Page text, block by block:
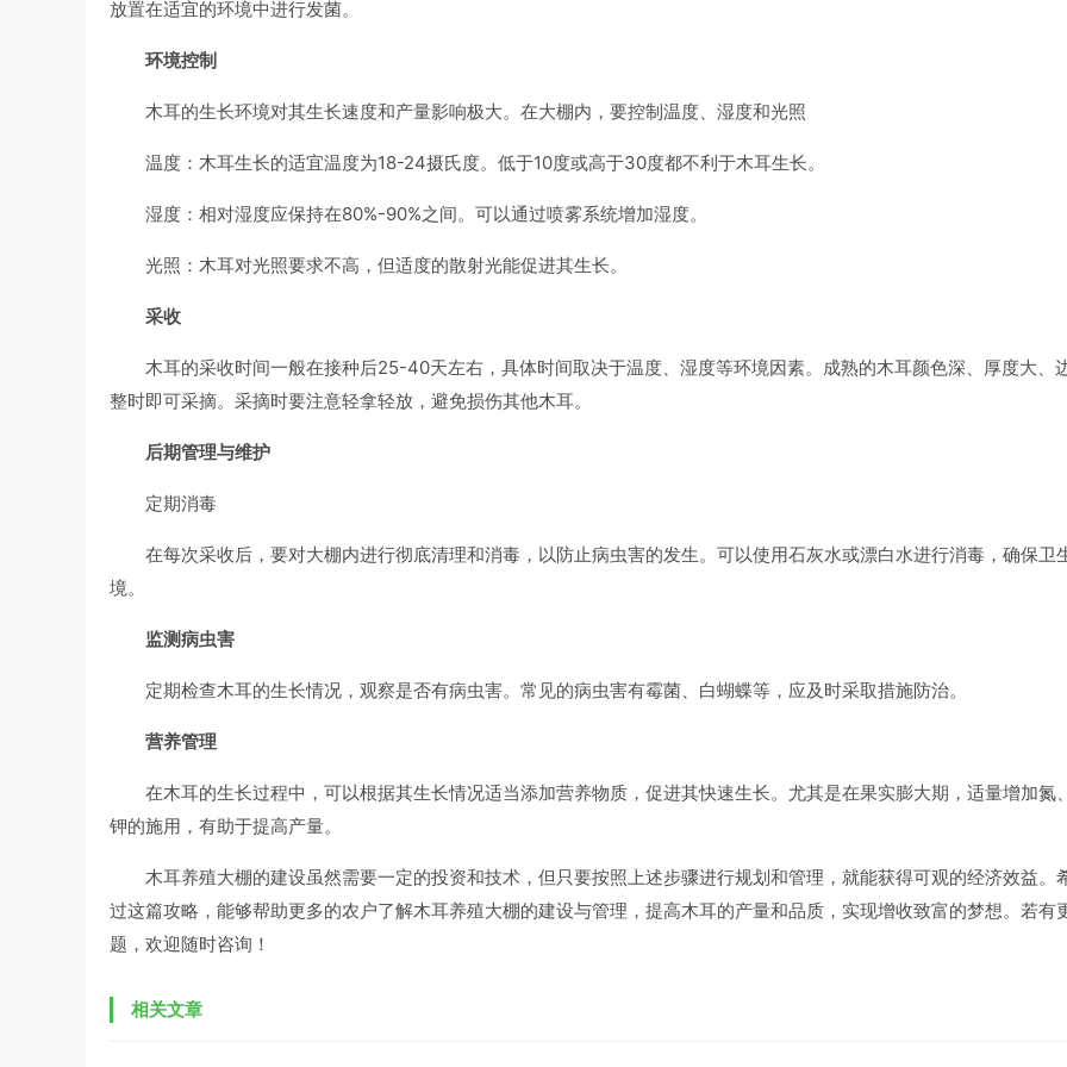
放置在适宜的环境中进行发菌。
环境控制
木耳的生长环境对其生长速度和产量影响极大。在大棚内，要控制温度、湿度和光照
温度：木耳生长的适宜温度为18-24摄氏度。低于10度或高于30度都不利于木耳生长。
湿度：相对湿度应保持在80%-90%之间。可以通过喷雾系统增加湿度。
光照：木耳对光照要求不高，但适度的散射光能促进其生长。
采收
木耳的采收时间一般在接种后25-40天左右，具体时间取决于温度、湿度等环境因素。成熟的木耳颜色深、厚度大、
整时即可采摘。采摘时要注意轻拿轻放，避免损伤其他木耳。
后期管理与维护
定期消毒
在每次采收后，要对大棚内进行彻底清理和消毒，以防止病虫害的发生。可以使用石灰水或漂白水进行消毒，确保卫
境。
监测病虫害
定期检查木耳的生长情况，观察是否有病虫害。常见的病虫害有霉菌、白蝴蝶等，应及时采取措施防治。
营养管理
在木耳的生长过程中，可以根据其生长情况适当添加营养物质，促进其快速生长。尤其是在果实膨大期，适量增加氮
钾的施用，有助于提高产量。
木耳养殖大棚的建设虽然需要一定的投资和技术，但只要按照上述步骤进行规划和管理，就能获得可观的经济效益。
过这篇攻略，能够帮助更多的农户了解木耳养殖大棚的建设与管理，提高木耳的产量和品质，实现增收致富的梦想。若有
题，欢迎随时咨询！
相关文章